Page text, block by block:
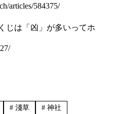
articles/584375/
じは「凶」が多いってホ
# 淺草 # 神社